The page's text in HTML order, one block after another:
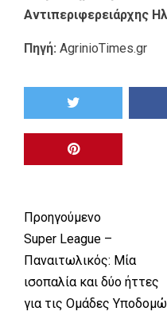
Αντιπεριφερειάρχης
Πηγή: AgrinioTimes.gr
Προηγούμενο
Super League –
Παναιτωλικός: Μία
ισοπαλία και δύο ήττες
για τις Ομάδες